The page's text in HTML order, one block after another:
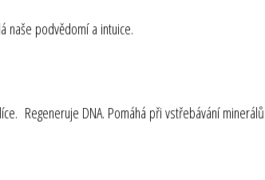
naše podvědomí a intuice.
Regeneruje DNA. Pomáhá při vstřebávání